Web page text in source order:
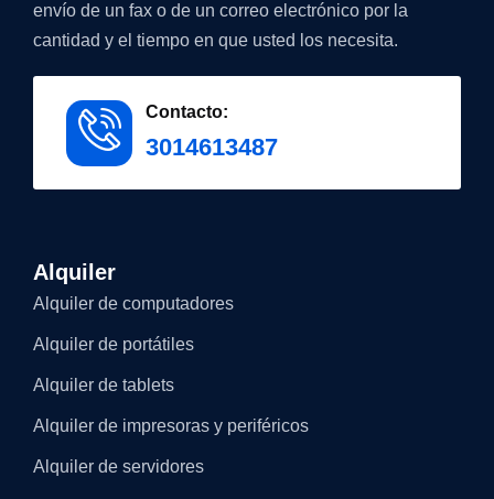
envío de un fax o de un correo electrónico por la
cantidad y el tiempo en que usted los necesita.
Contacto:
3014613487
Alquiler
Alquiler de computadores
Alquiler de portátiles
Alquiler de tablets
Alquiler de impresoras y periféricos
Alquiler de servidores